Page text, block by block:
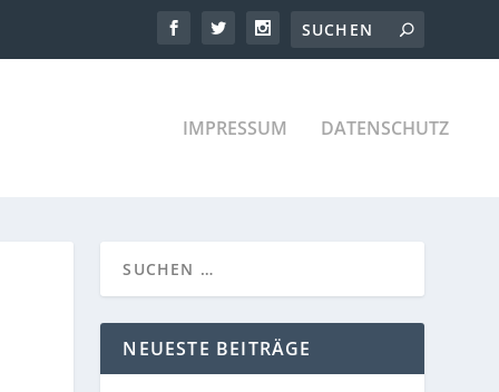
IMPRESSUM DATENSCHUTZ
NEUESTE BEITRÄGE